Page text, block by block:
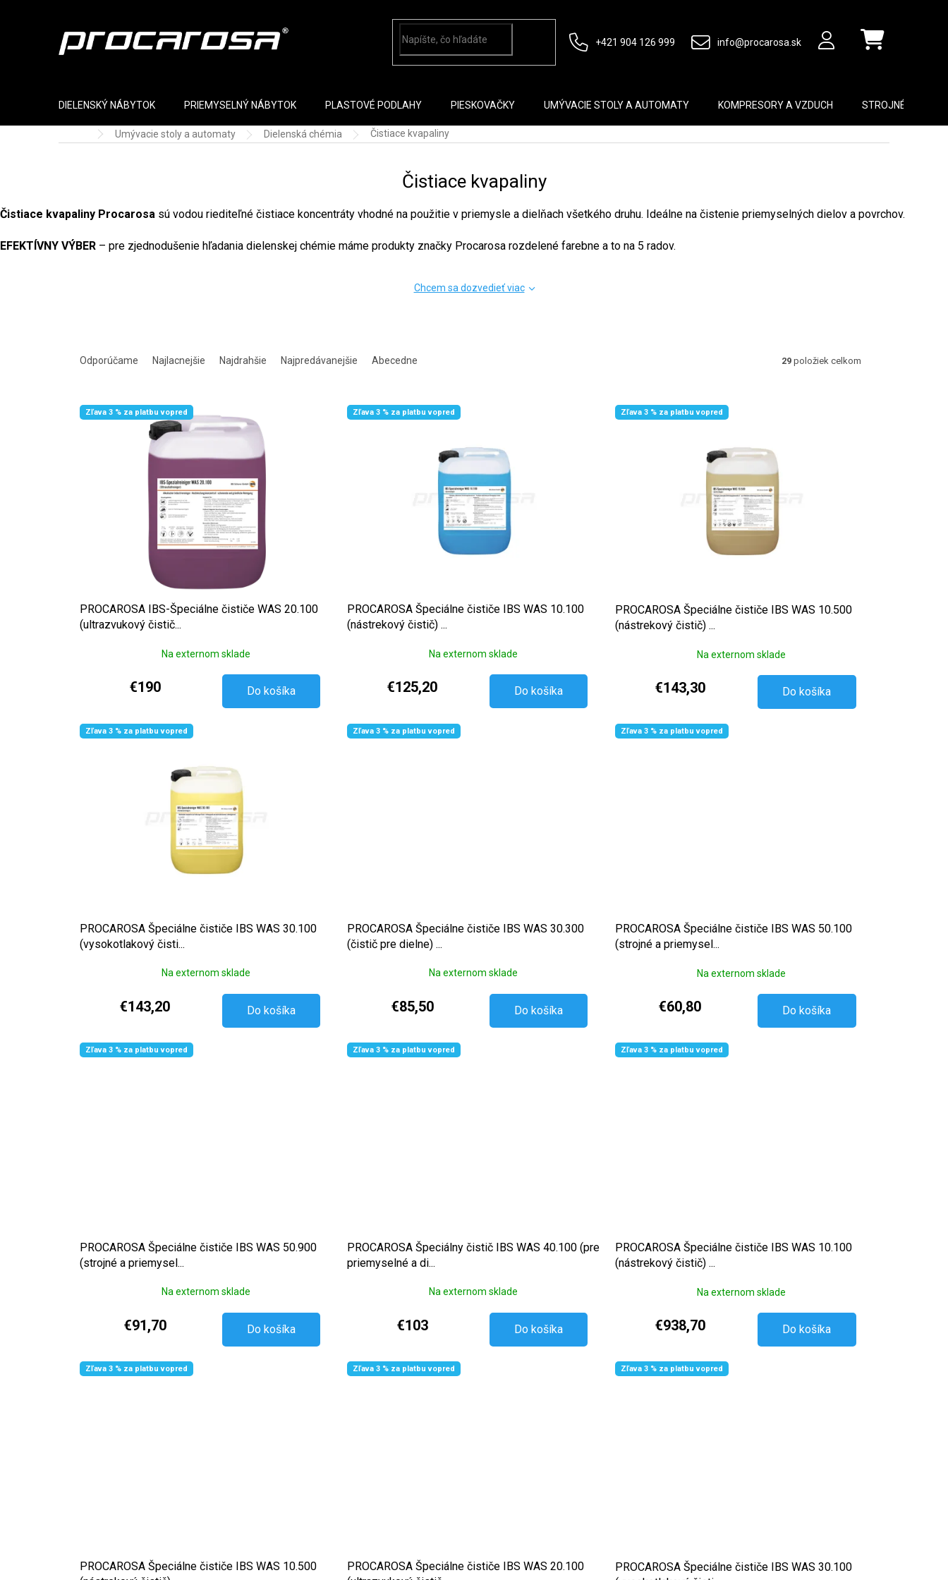
+421 904 126 999 info@procarosa.sk Nákupný košík
DIELENSKÝ NÁBYTOK PRIEMYSELNÝ NÁBYTOK PLASTOVÉ PODLAHY PIESKOVAČKY UMÝVACIE STOLY A AUTOMATY KOMPRESORY A VZDUCH STROJNÉ
Domov Umývacie stoly a automaty Dielenská chémia Čistiace kvapaliny
Čistiace kvapaliny
Čistiace kvapaliny Procarosa sú vodou riediteľné čistiace koncentráty vhodné na použitie v priemysle a dielňach všetkého druhu. Ideálne na čistenie priemyselných dielov a povrchov.
EFEKTÍVNY VÝBER – pre zjednodušenie hľadania dielenskej chémie máme produkty značky Procarosa rozdelené farebne a to na 5 radov.
Chcem sa dozvedieť viac
Odporúčame Najlacnejšie Najdrahšie Najpredávanejšie Abecedne 29 položiek celkom
Výpis produktov
Zľava 3 % za platbu vopred
PROCAROSA IBS-Špeciálne čističe WAS 20.100
(ultrazvukový čistič...
Na externom sklade
€190 Do košíka
Zľava 3 % za platbu vopred
PROCAROSA Špeciálne čističe IBS WAS 10.100
(nástrekový čistič) ...
Na externom sklade
€125,20 Do košíka
Zľava 3 % za platbu vopred
PROCAROSA Špeciálne čističe IBS WAS 10.500
(nástrekový čistič) ...
Na externom sklade
€143,30 Do košíka
Zľava 3 % za platbu vopred
PROCAROSA Špeciálne čističe IBS WAS 30.100
(vysokotlakový čisti...
Na externom sklade
€143,20 Do košíka
Zľava 3 % za platbu vopred
PROCAROSA Špeciálne čističe IBS WAS 30.300
(čistič pre dielne) ...
Na externom sklade
€85,50 Do košíka
Zľava 3 % za platbu vopred
PROCAROSA Špeciálne čističe IBS WAS 50.100
(strojné a priemysel...
Na externom sklade
€60,80 Do košíka
Zľava 3 % za platbu vopred
PROCAROSA Špeciálne čističe IBS WAS 50.900
(strojné a priemysel...
Na externom sklade
€91,70 Do košíka
Zľava 3 % za platbu vopred
PROCAROSA Špeciálny čistič IBS WAS 40.100 (pre
priemyselné a di...
Na externom sklade
€103 Do košíka
Zľava 3 % za platbu vopred
PROCAROSA Špeciálne čističe IBS WAS 10.100
(nástrekový čistič) ...
Na externom sklade
€938,70 Do košíka
Zľava 3 % za platbu vopred
PROCAROSA Špeciálne čističe IBS WAS 10.500
Zľava 3 % za platbu vopred
PROCAROSA Špeciálne čističe IBS WAS 20.100
Zľava 3 % za platbu vopred
PROCAROSA Špeciálne čističe IBS WAS 30.100